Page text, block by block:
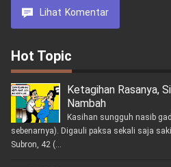
Lihat Komentar
Hot Topic
Ketagihan Rasanya,
Nambah
Kasihan sungguh nasib
sebenarnya). Digauli paksa sekali saja
Subron, 42 (...